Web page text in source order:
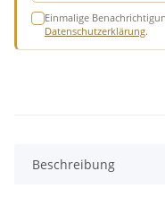
Einmalige
Datenschutzerklärung.
Beschreibung